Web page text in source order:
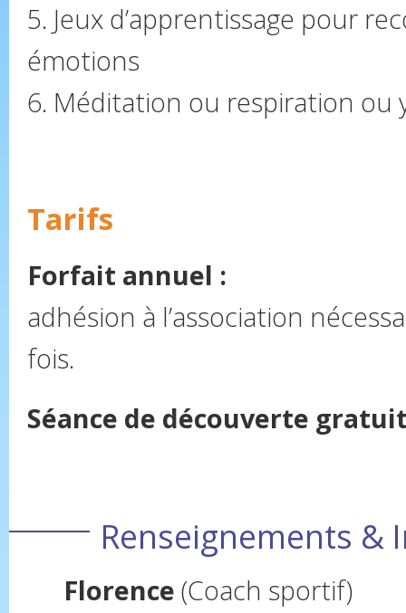
5. Jeux d’apprentissage pour
émotions
6. Méditation ou respiration ou
Tarifs
Forfait annuel :
adhésion à l’association
fois.
Séance de découverte
Renseignements &
Florence (Coach sportif)